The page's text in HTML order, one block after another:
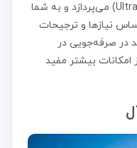
(All Inclusive) و یوآل (Ultra All Inclusive) می‌پردازد و به شما
نیازها و ترجیحات
در صرفه‌جویی در
امکانات بیشتر مفید